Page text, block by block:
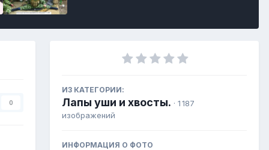
0
ИЗ КАТЕГОРИИ:
Лапы уши и хвосты. · 1 187
изображений
ИНФОРМАЦИЯ О ФОТО